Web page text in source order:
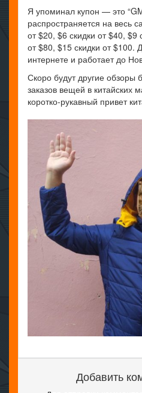
Я упоминал купон — это
распространяется на весь
от $20, $6 скидки от $40, $9
от $80, $15 скидки от $100.
интернете и работает до
Скоро будут другие обзоры
заказов вещей в китайских
коротко-рукавный привет
Добавить